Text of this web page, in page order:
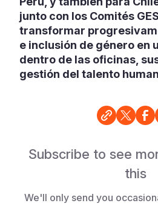
junto con los Comités
transformar
e inclusión de género en
dentro de las oficinas,
gestión del talento
Subscribe to see
this
We'll only send you